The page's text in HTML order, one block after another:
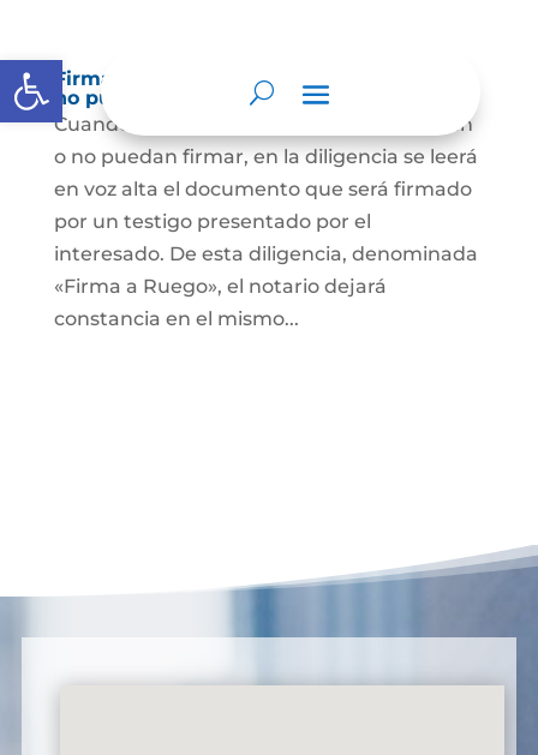
Abrir barra de herramientas
Firma a Ruego – Personas que no saben o
no puede firmar
Cuando se trate de personas que no sepan
o no puedan firmar, en la diligencia se leerá
en voz alta el documento que será firmado
por un testigo presentado por el
interesado. De esta diligencia, denominada
«Firma a Ruego», el notario dejará
constancia en el mismo...